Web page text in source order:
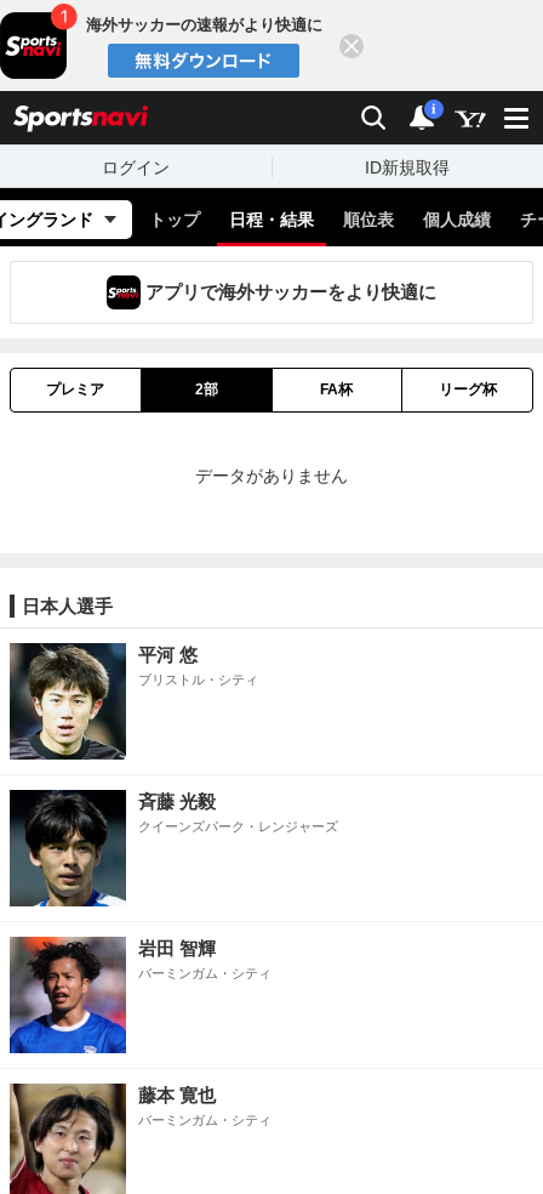
海外サッカーの速報がより快適に
検索 通知
i
ログイン ID新規取得
ングランド トップ 日程・結果 順位表 個人成績 チ
アプリで海外サッカーをより快適に
プレミア 2部 FA杯 リーグ杯
データがありません
日本人選手
平河 悠
ブリストル・シティ
斉藤 光毅
クイーンズパーク・レンジャーズ
岩田 智輝
バーミンガム・シティ
藤本 寛也
バーミンガム・シティ